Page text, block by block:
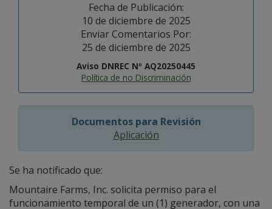
Fecha de Publicación:
10 de diciembre de 2025
Enviar Comentarios Por:
25 de diciembre de 2025
Aviso DNREC Nº AQ20250445
Política de no Discriminación
Documentos para Revisión
Aplicación
Se ha notificado que:
Mountaire Farms, Inc. solicita permiso para el
funcionamiento temporal de un (1) generador, con una